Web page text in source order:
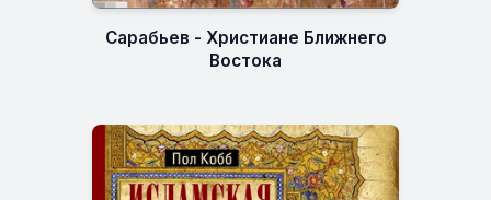
Сарабьев - Христиане Ближнего
Востока